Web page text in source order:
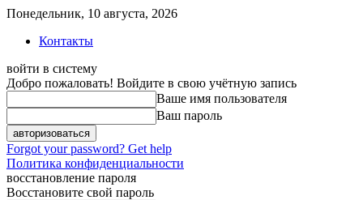
Понедельник, 10 августа, 2026
Контакты
войти в систему
Добро пожаловать! Войдите в свою учётную запись
Ваше имя пользователя
Ваш пароль
Forgot your password? Get help
Политика конфиденциальности
восстановление пароля
Восстановите свой пароль